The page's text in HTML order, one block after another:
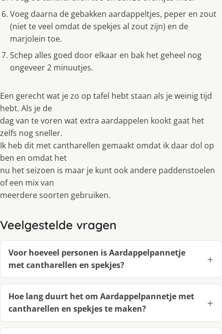
Voeg daarna de gebakken aardappeltjes, peper en zout
(niet te veel omdat de spekjes al zout zijn) en de
marjolein toe.
Schep alles goed door elkaar en bak het geheel nog
ongeveer 2 minuutjes.
Een gerecht wat je zo op tafel hebt staan als je weinig tijd
hebt. Als je de
dag van te voren wat extra aardappelen kookt gaat het
zelfs nog sneller.
Ik heb dit met cantharellen gemaakt omdat ik daar dol op
ben en omdat het
nu het seizoen is maar je kunt ook andere paddenstoelen
of een mix van
meerdere soorten gebruiken.
Veelgestelde vragen
Voor hoeveel personen is Aardappelpannetje
met cantharellen en spekjes?
Hoe lang duurt het om Aardappelpannetje met
cantharellen en spekjes te maken?